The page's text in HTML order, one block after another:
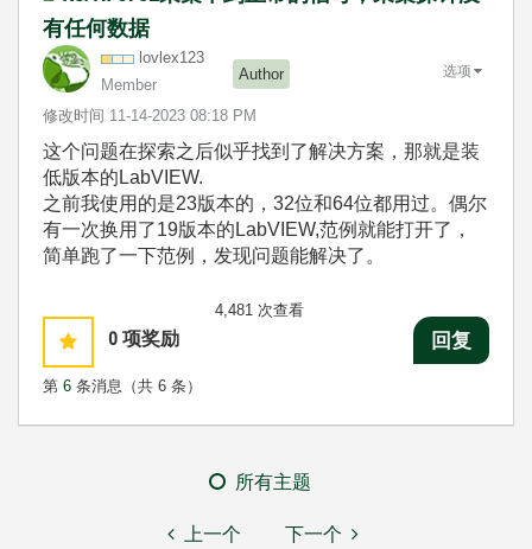
有任何数据
lovlex123
Member
Author
修改时间 ‎11-14-2023 08:18 PM
选项
这个问题在探索之后似乎找到了解决方案，那就是装
低版本的LabVIEW.
之前我使用的是23版本的，32位和64位都用过。偶尔
有一次换用了19版本的LabVIEW,范例就能打开了，
简单跑了一下范例，发现问题能解决了。
0 项奖励
第 6 条消息（共 6 条）
4,481 次查看
回复
所有主题
上一个 下一个